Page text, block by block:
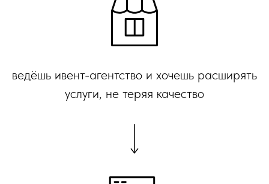
ведёшь ивент-агентство и хочешь расширять
услуги, не теряя качество